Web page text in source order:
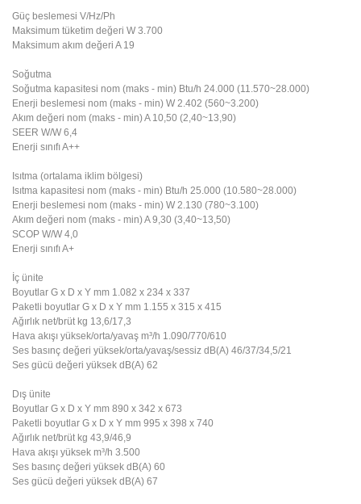
Güç beslemesi V/Hz/Ph
Maksimum tüketim değeri W 3.700
Maksimum akım değeri A 19
Soğutma
Soğutma kapasitesi nom (maks - min) Btu/h 24.000 (11.570~28.000)
Enerji beslemesi nom (maks - min) W 2.402 (560~3.200)
Akım değeri nom (maks - min)A 10,50 (2,40~13,90)
SEER W/W 6,4
Enerji sınıfıA++
Isıtma (ortalama iklim bölgesi)
Isıtma kapasitesi nom (maks - min) Btu/h 25.000 (10.580~28.000)
Enerji beslemesi nom (maks - min) W 2.130 (780~3.100)
Akım değeri nom (maks - min)A 9,30 (3,40~13,50)
SCOP W/W 4,0
Enerji sınıfıA+
İç ünite
Boyutlar G x D x Y mm 1.082 x 234 x 337
Paketli boyutlar G x D x Y mm 1.155 x 315 x 415
Ağırlık net/brüt kg 13,6/17,3
Hava akışı yüksek/orta/yavaş m³/h 1.090/770/610
Ses basınç değeri yüksek/orta/yavaş/sessiz dB(A) 46/37/34,5/21
Ses gücü değeri yüksek dB(A) 62
Dış ünite
Boyutlar G x D x Y mm 890 x 342 x 673
Paketli boyutlar G x D x Y mm 995 x 398 x 740
Ağırlık net/brüt kg 43,9/46,9
Hava akışı yüksek m³/h 3.500
Ses basınç değeri yüksek dB(A) 60
Ses gücü değeri yüksek dB(A) 67